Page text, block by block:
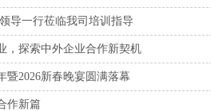
导一行莅临我司培训指导
，探索中外企业合作新契机
2026新春晚宴圆满落幕
作新篇